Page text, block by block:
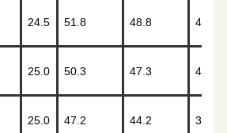
24.5 51.8 48.8 45.9
25.0 50.3 47.3 44.0
25.0 47.2 44.2 39.9